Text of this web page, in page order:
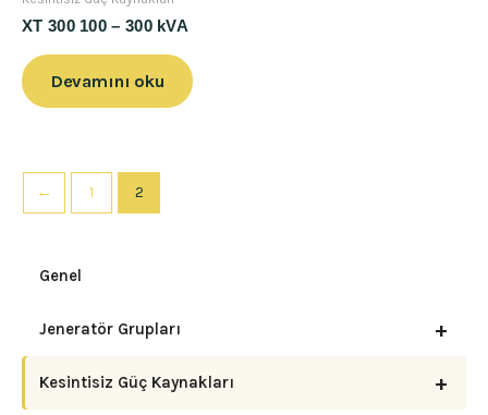
Genel
+
Jeneratör Grupları
+
Kesintisiz Güç Kaynakları
XT 300 100 – 300 kVA
Devamını oku
← 1 2